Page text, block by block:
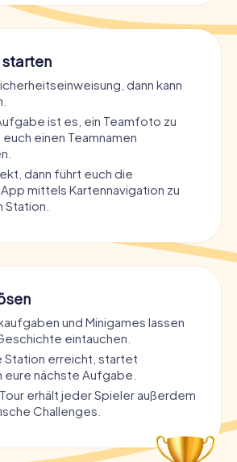
dann kann
ist es, ein Teamfoto zu
einen Teamnamen
dann führt euch die
mittels Kartennavigation zu
und Minigames lassen
eintauchen.
Station erreicht, startet
eure nächste Aufgabe.
erhält jeder Spieler außerdem
Challenges.